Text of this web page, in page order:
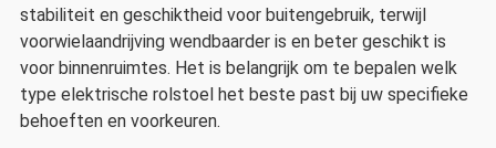
stabiliteit en geschiktheid voor buitengebruik, terwijl
voorwielaandrijving wendbaarder is en beter geschikt is
voor binnenruimtes. Het is belangrijk om te bepalen welk
type elektrische rolstoel het beste past bij uw specifieke
behoeften en voorkeuren.